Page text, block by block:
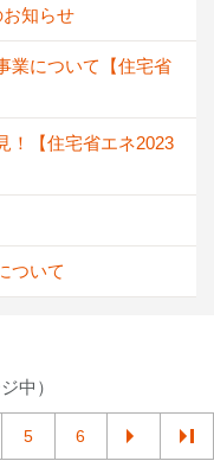
知らせ
業について【住宅省
！【住宅省エネ2023
ついて
中）
5 6